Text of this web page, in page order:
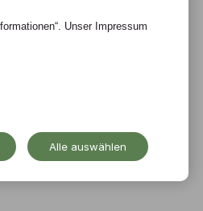
Unser Impressum
Alle auswählen